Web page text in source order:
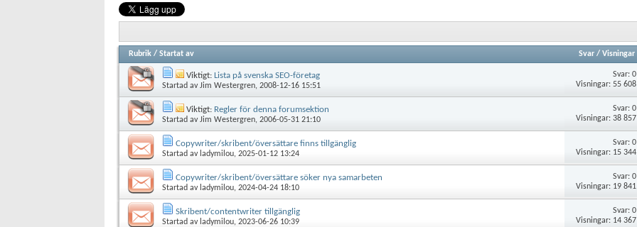
Rubrik / Startat av Svar /Visningar
Viktigt: Lista på svenska SEO-företag
Startad avJim Westergren, 2008-12-16 15:51
Svar:0
Visningar: 55 608
Viktigt: Regler för denna forumsektion
Startad avJim Westergren, 2006-05-31 21:10
Svar:0
Visningar: 38 857
Copywriter/skribent/översättare finns tillgänglig
Startad av ladymilou, 2025-01-12 13:24
Svar:0
Visningar: 15 344
Copywriter/skribent/översättare söker nya samarbeten
Startad av ladymilou, 2024-04-24 18:10
Svar:0
Visningar: 19 841
Skribent/contentwriter tillgänglig
Startad av ladymilou, 2023-06-26 10:39
Svar:0
Visningar: 14 367